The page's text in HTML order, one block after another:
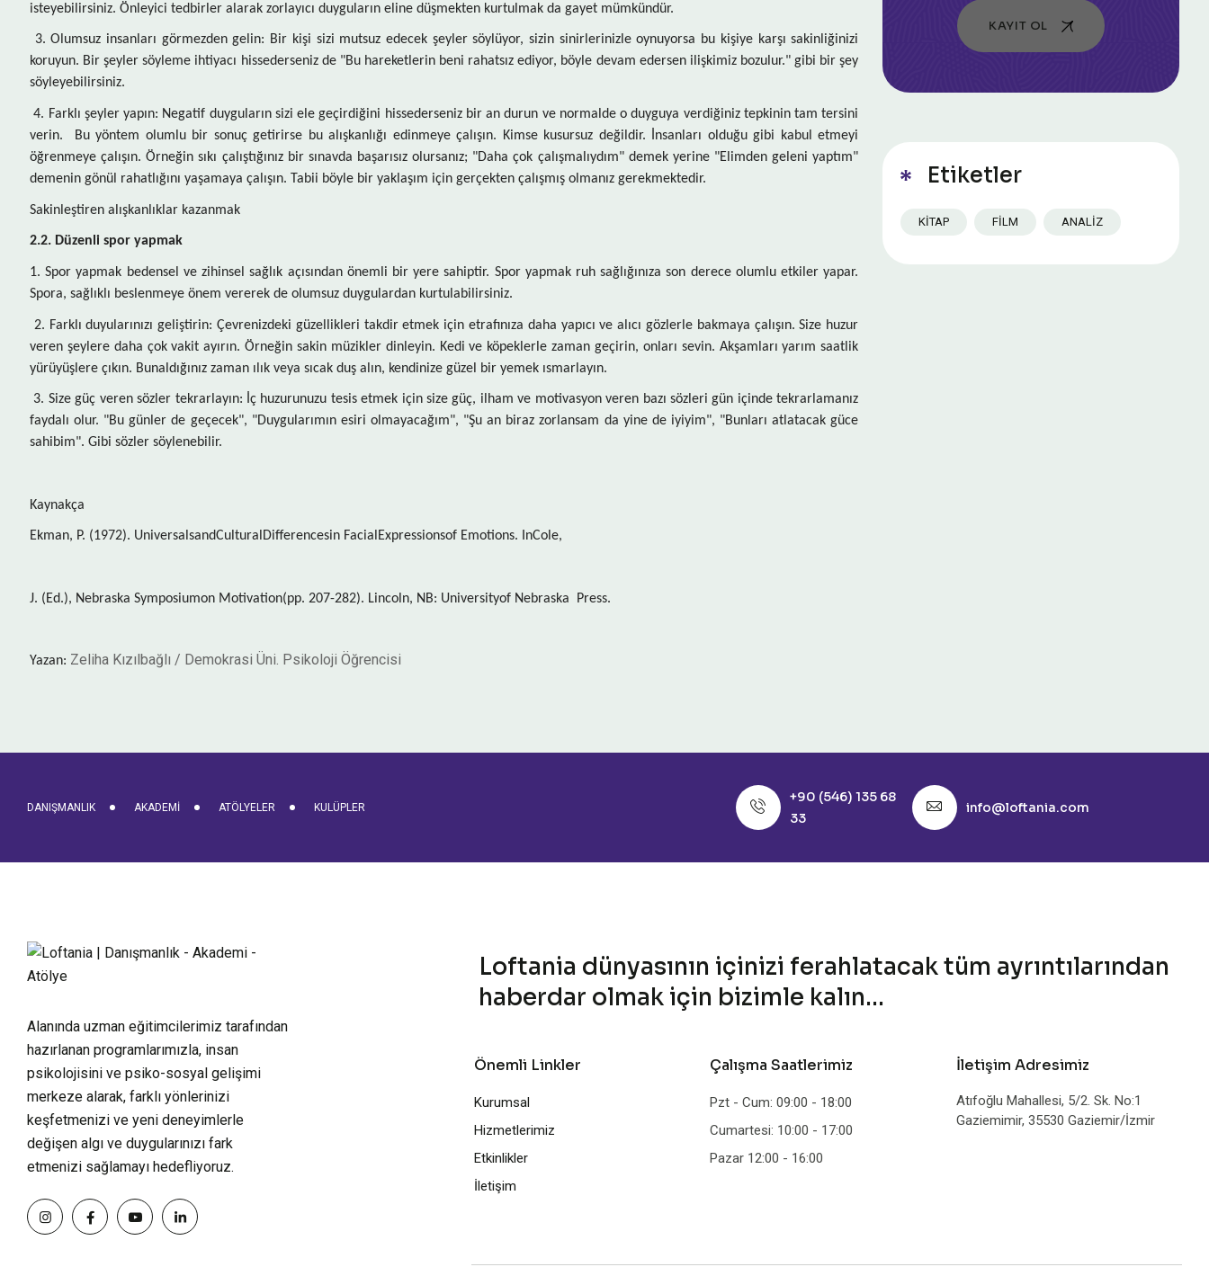
isteyebilirsiniz. Önleyici tedbirler alarak zorlayıcı duyguların eline düşmekten kurtulmak da gayet mümkündür.
3. Olumsuz insanları görmezden gelin: Bir kişi sizi mutsuz edecek şeyler söylüyor, sizin sinirlerinizle oynuyorsa bu kişiye karşı sakinliğinizi
koruyun. Bir şeyler söyleme ihtiyacı hissederseniz de "Bu hareketlerin beni rahatsız ediyor, böyle devam edersen ilişkimiz bozulur." gibi bir şey
söyleyebilirsiniz.
4. Farklı şeyler yapın: Negatif duyguların sizi ele geçirdiğini hissederseniz bir an durun ve normalde o duyguya verdiğiniz tepkinin tam tersini
verin. Bu yöntem olumlu bir sonuç getirirse bu alışkanlığı edinmeye çalışın. Kimse kusursuz değildir. İnsanları olduğu gibi kabul etmeyi
öğrenmeye çalışın. Örneğin sıkı çalıştığınız bir sınavda başarısız olursanız; "Daha çok çalışmalıydım" demek yerine "Elimden geleni yaptım"
demenin gönül rahatlığını yaşamaya çalışın. Tabii böyle bir yaklaşım için gerçekten çalışmış olmanız gerekmektedir.
Sakinleştiren alışkanlıklar kazanmak
2.2. Düzenli spor yapmak
1. Spor yapmak bedensel ve zihinsel sağlık açısından önemli bir yere sahiptir. Spor yapmak ruh sağlığınıza son derece olumlu etkiler yapar.
Spora, sağlıklı beslenmeye önem vererek de olumsuz duygulardan kurtulabilirsiniz.
2. Farklı duyularınızı geliştirin: Çevrenizdeki güzellikleri takdir etmek için etrafınıza daha yapıcı ve alıcı gözlerle bakmaya çalışın. Size huzur
veren şeylere daha çok vakit ayırın. Örneğin sakin müzikler dinleyin. Kedi ve köpeklerle zaman geçirin, onları sevin. Akşamları yarım saatlik
yürüyüşlere çıkın. Bunaldığınız zaman ılık veya sıcak duş alın, kendinize güzel bir yemek ısmarlayın.
3. Size güç veren sözler tekrarlayın: İç huzurunuzu tesis etmek için size güç, ilham ve motivasyon veren bazı sözleri gün içinde tekrarlamanız
faydalı olur. "Bu günler de geçecek", "Duygularımın esiri olmayacağım", "Şu an biraz zorlansam da yine de iyiyim", "Bunları atlatacak güce
sahibim". Gibi sözler söylenebilir.
Kaynakça
Ekman, P. (1972). UniversalsandCulturalDifferencesin FacialExpressionsof Emotions. InCole,
J. (Ed.), Nebraska Symposiumon Motivation(pp. 207-282). Lincoln, NB: Universityof Nebraska Press.
Yazan: Zeliha Kızılbağlı / Demokrasi Üni. Psikoloji Öğrencisi
KAYIT OL
Etiketler
KITAP FILM ANALIZ
DANIŞMANLIK AKADEMI ATÖLYELER KULÜPLER
+90 (546) 135 68
33
info@loftania.com
Loftania dünyasının içinizi ferahlatacak tüm ayrıntılarından
haberdar olmak için bizimle kalın...
Alanında uzman eğitimcilerimiz tarafından
hazırlanan programlarımızla, insan
psikolojisini ve psiko-sosyal gelişimi
merkeze alarak, farklı yönlerinizi
keşfetmenizi ve yeni deneyimlerle
değişen algı ve duygularınızı fark
etmenizi sağlamayı hedefliyoruz.
Önemli Linkler
Kurumsal
Hizmetlerimiz
Etkinlikler
İletişim
Çalışma Saatlerimiz
Pzt - Cum: 09:00 - 18:00
Cumartesi: 10:00 - 17:00
Pazar 12:00 - 16:00
İletişim Adresimiz
Atıfoğlu Mahallesi, 5/2. Sk. No:1
Gaziemimir, 35530 Gaziemir/İzmir